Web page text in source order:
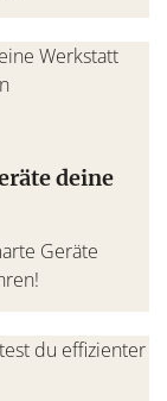
deine
Geräte